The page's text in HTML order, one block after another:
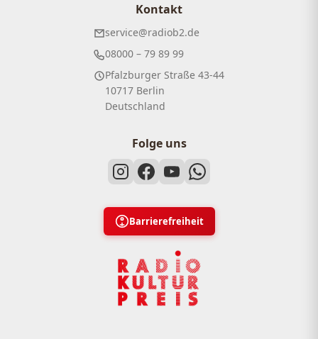
Kontakt
service@radiob2.de
08000 – 79 89 99
Pfalzburger Straße 43-44
10717 Berlin
Deutschland
Folge uns
Barrierefreiheit